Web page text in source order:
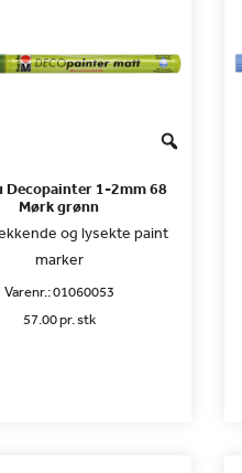
Decopainter 1-2mm 68
Mørk grønn
og lysekte paint
marker
Varenr.:01060053
57.00 pr. stk